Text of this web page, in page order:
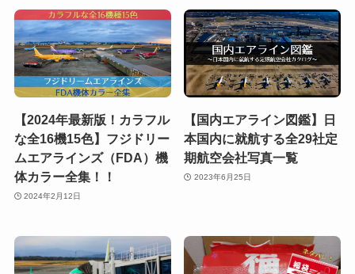
【2024年最新版！カラフル
な全16機15色】フジドリー
ムエアラインズ（FDA）機
体カラー全集！！
2024年2月12日
【国内エアライン図鑑】日
本国内に就航する全29社定
期航空会社写真一覧
2023年6月25日